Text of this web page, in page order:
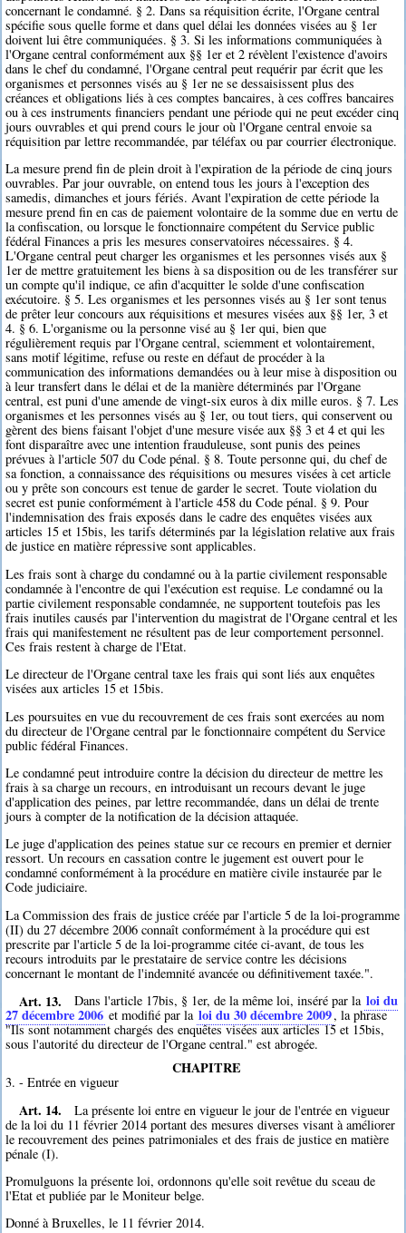
concernant le condamné. § 2. Dans sa réquisition écrite, l'Organe central
spécifie sous quelle forme et dans quel délai les données visées au § 1er
doivent lui être communiquées. § 3. Si les informations communiquées à
l'Organe central conformément aux §§ 1er et 2 révèlent l'existence d'avoirs
dans le chef du condamné, l'Organe central peut requérir par écrit que les
organismes et personnes visés au § 1er ne se dessaisissent plus des
créances et obligations liés à ces comptes bancaires, à ces coffres bancaires
ou à ces instruments financiers pendant une période qui ne peut excéder cinq
jours ouvrables et qui prend cours le jour où l'Organe central envoie sa
réquisition par lettre recommandée, par téléfax ou par courrier électronique.
La mesure prend fin de plein droit à l'expiration de la période de cinq jours
ouvrables. Par jour ouvrable, on entend tous les jours à l'exception des
samedis, dimanches et jours fériés. Avant l'expiration de cette période la
mesure prend fin en cas de paiement volontaire de la somme due en vertu de
la confiscation, ou lorsque le fonctionnaire compétent du Service public
fédéral Finances a pris les mesures conservatoires nécessaires. § 4.
L'Organe central peut charger les organismes et les personnes visés aux §
1er de mettre gratuitement les biens à sa disposition ou de les transférer sur
un compte qu'il indique, ce afin d'acquitter le solde d'une confiscation
exécutoire. § 5. Les organismes et les personnes visés au § 1er sont tenus
de prêter leur concours aux réquisitions et mesures visées aux §§ 1er, 3 et
4. § 6. L'organisme ou la personne visé au § 1er qui, bien que
régulièrement requis par l'Organe central, sciemment et volontairement,
sans motif légitime, refuse ou reste en défaut de procéder à la
communication des informations demandées ou à leur mise à disposition ou
à leur transfert dans le délai et de la manière déterminés par l'Organe
central, est puni d'une amende de vingt-six euros à dix mille euros. § 7. Les
organismes et les personnes visés au § 1er, ou tout tiers, qui conservent ou
gèrent des biens faisant l'objet d'une mesure visée aux §§ 3 et 4 et qui les
font disparaître avec une intention frauduleuse, sont punis des peines
prévues à l'article 507 du Code pénal. § 8. Toute personne qui, du chef de
sa fonction, a connaissance des réquisitions ou mesures visées à cet article
ou y prête son concours est tenue de garder le secret. Toute violation du
secret est punie conformément à l'article 458 du Code pénal. § 9. Pour
l'indemnisation des frais exposés dans le cadre des enquêtes visées aux
articles 15 et 15bis, les tarifs déterminés par la législation relative aux frais
de justice en matière répressive sont applicables.
Les frais sont à charge du condamné ou à la partie civilement responsable
condamnée à l'encontre de qui l'exécution est requise. Le condamné ou la
partie civilement responsable condamnée, ne supportent toutefois pas les
frais inutiles causés par l'intervention du magistrat de l'Organe central et les
frais qui manifestement ne résultent pas de leur comportement personnel.
Ces frais restent à charge de l'Etat.
Le directeur de l'Organe central taxe les frais qui sont liés aux enquêtes
visées aux articles 15 et 15bis.
Les poursuites en vue du recouvrement de ces frais sont exercées au nom
du directeur de l'Organe central par le fonctionnaire compétent du Service
public fédéral Finances.
Le condamné peut introduire contre la décision du directeur de mettre les
frais à sa charge un recours, en introduisant un recours devant le juge
d'application des peines, par lettre recommandée, dans un délai de trente
jours à compter de la notification de la décision attaquée.
Le juge d'application des peines statue sur ce recours en premier et dernier
ressort. Un recours en cassation contre le jugement est ouvert pour le
condamné conformément à la procédure en matière civile instaurée par le
Code judiciaire.
La Commission des frais de justice créée par l'article 5 de la loi-programme
(II) du 27 décembre 2006 connaît conformément à la procédure qui est
prescrite par l'article 5 de la loi-programme citée ci-avant, de tous les
recours introduits par le prestataire de service contre les décisions
concernant le montant de l'indemnité avancée ou définitivement taxée.".
Art. 13. Dans l'article 17bis, § 1er, de la même loi, inséré par la loi du
27 décembre 2006 et modifié par la loi du 30 décembre 2009, la phrase
"Ils sont notamment chargés des enquêtes visées aux articles 15 et 15bis,
sous l'autorité du directeur de l'Organe central." est abrogée.
CHAPITRE
3. - Entrée en vigueur
Art. 14.
La présente loi entre en vigueur le jour de l'entrée en vigueur
de la loi du 11 février 2014 portant des mesures diverses visant à améliorer
le recouvrement des peines patrimoniales et des frais de justice en matière
pénale (I).
Promulguons la présente loi, ordonnons qu'elle soit revêtue du sceau de
l'Etat et publiée par le Moniteur belge.
Donné à Bruxelles, le 11 février 2014.